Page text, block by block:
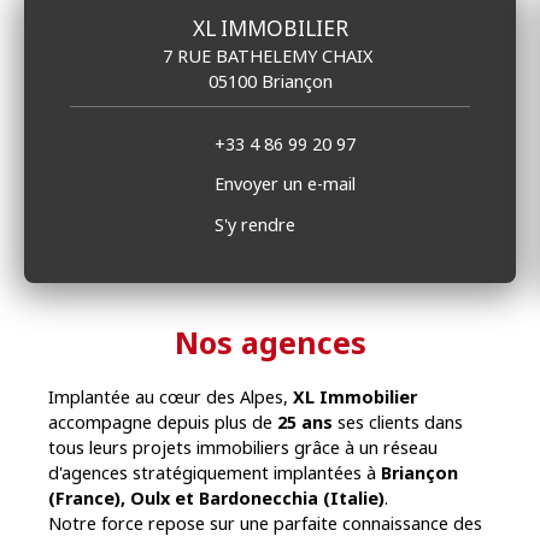
XL IMMOBILIER
7 RUE BATHELEMY CHAIX
05100 Briançon
+33 4 86 99 20 97
Envoyer un e-mail
S'y rendre
Nos agences
Implantée au cœur des Alpes, XL Immobilier
accompagne depuis plus de 25 ans ses clients dans
tous leurs projets immobiliers grâce à un réseau
d'agences stratégiquement implantées à Briançon
(France), Oulx et Bardonecchia (Italie).
Notre force repose sur une parfaite connaissance des